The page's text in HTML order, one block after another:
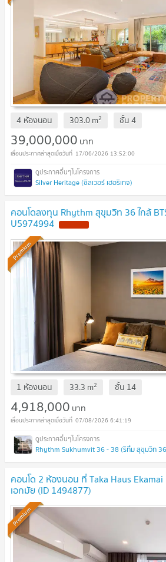
4 ห้องนอน 303.0m2 ชั้น4
39,000,000 บาท
17/06/2026 13:52:00
Silver Heritage (ซิลเวอร์ เฮอริเทจ)
คอนโดลงทุน Rhythm สุขุมวิท 36 ใกล้
U5974994
Premium
1 ห้องนอน 33.3 m2 ชั้น 14
4,918,000 บาท
07/08/2026 6:41:19
Rhythm Sukhumvit 36 - 38 (ริทึ่ม สุขุมวิท
คอนโด 2 ห้องนอน ที่ Taka Haus Ekamai
เอกมัย (ID 1494877)
Premium